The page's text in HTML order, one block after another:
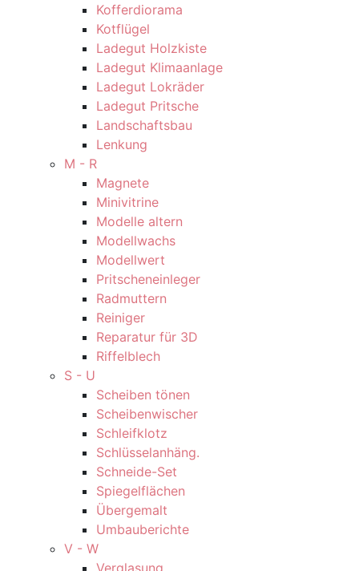
Kofferdiorama
Kotflügel
Ladegut Holzkiste
Ladegut Klimaanlage
Ladegut Lokräder
Ladegut Pritsche
Landschaftsbau
Lenkung
M - R
Magnete
Minivitrine
Modelle altern
Modellwachs
Modellwert
Pritscheneinleger
Radmuttern
Reiniger
Reparatur für 3D
Riffelblech
S - U
Scheiben tönen
Scheibenwischer
Schleifklotz
Schlüsselanhäng.
Schneide-Set
Spiegelflächen
Übergemalt
Umbauberichte
V - W
Verglasung